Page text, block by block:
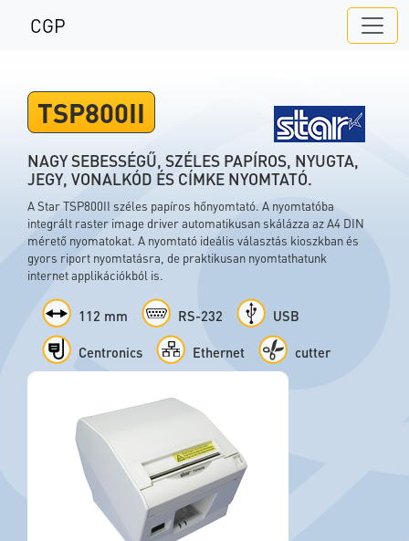
CGP
TSP800II
NAGY SEBESSÉGŰ, SZÉLES PAPÍROS, NYUGTA,
JEGY, VONALKÓD ÉS CÍMKE NYOMTATÓ.
A Star TSP800II széles papíros hőnyomtató. A nyomtatóba
integrált raster image driver automatikusan skálázza az A4 DIN
mérető nyomatokat. A nyomtató ideális választás kioszkban és
gyors riport nyomtatásra, de praktikusan nyomtathatunk
internet applikációkból is.
112 mm RS-232 USB
Centronics Ethernet cutter